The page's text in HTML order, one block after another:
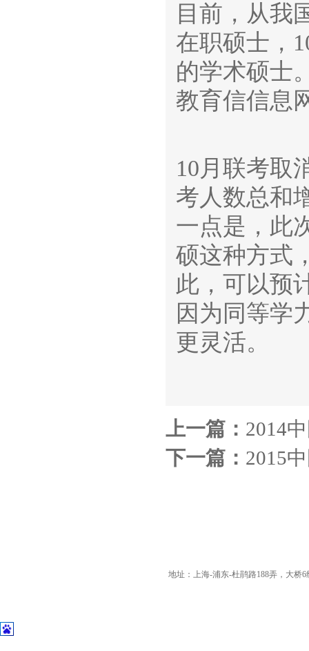
目前，从我
在职硕士，
的学术硕士
教育信信息
10月联考取
考人数总和
一点是，此
硕这种方式
此，可以预
因为同等学
更灵活。
上一篇： 2014
下一篇： 2015
地址：上海-浦东-杜鹃路188弄，大桥